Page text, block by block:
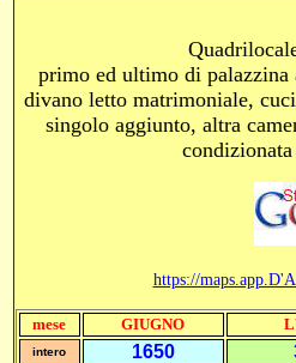
primo ed ultimo di palazzina
divano letto matrimoniale,
singolo aggiunto, altra
https://
mese GIUGNO
intero 1650